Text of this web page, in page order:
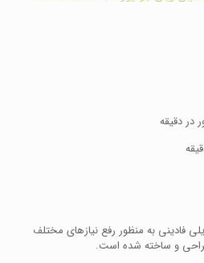
فادینی به منظور رفع نیازهای مختلف
طراحی و ساخته شده است.